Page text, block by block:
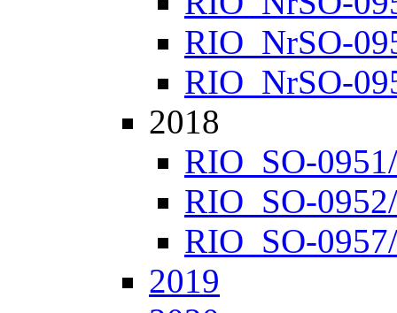
RIO_NrSO-
RIO_NrSO-
2018
RIO_SO-
RIO_SO-
RIO_SO-
2019